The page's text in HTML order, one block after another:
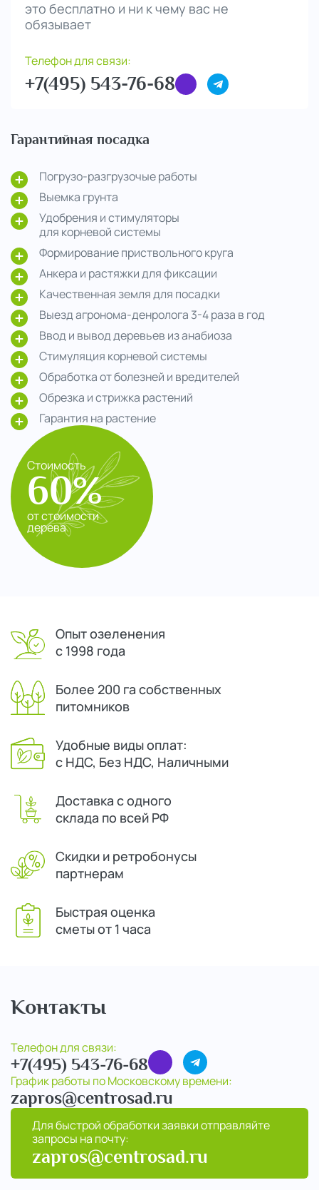
это бесплатно и ни к чему вас не
обязывает
Телефон для связи:
+7(495) 543-76-68
Гарантийная посадка
Погрузо-разгрузочые работы
Выемка грунта
Удобрения и стимуляторы
для корневой системы
Формирование приствольного круга
Анкера и растяжки для фиксации
Качественная земля для посадки
Выезд агронома-денролога 3-4 раза в год
Ввод и вывод деревьев из анабиоза
Стимуляция корневой системы
Обработка от болезней и вредителей
Обрезка и стрижка растений
Гарантия на растение
Стоимость
60%
от стоимости
дерева
Опыт озеленения
с 1998 года
Более 200 га собственных
питомников
Удобные виды оплат:
с НДС, Без НДС, Наличными
Доставка с одного
склада по всей РФ
Скидки и ретробонусы
партнерам
Быстрая оценка
сметы от 1 часа
Контакты
Телефон для связи:
+7(495) 543-76-68
График работы по Московскому времени:
zapros@centrosad.ru
Для быстрой обработки заявки отправляйте
запросы на почту:
zapros@centrosad.ru